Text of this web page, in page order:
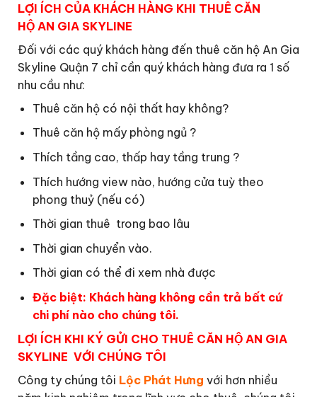
LỢI ÍCH CỦA KHÁCH HÀNG KHI THUÊ CĂN
HỘ AN GIA SKYLINE
Đối với các quý khách hàng đến thuê căn hộ An Gia
Skyline Quận 7 chỉ cần quý khách hàng đưa ra 1 số
nhu cầu như:
Thuê căn hộ có nội thất hay không?
Thuê căn hộ mấy phòng ngủ ?
Thích tầng cao, thấp hay tầng trung ?
Thích hướng view nào, hướng cửa tuỳ theo
phong thuỷ (nếu có)
Thời gian thuê trong bao lâu
Thời gian chuyển vào.
Thời gian có thể đi xem nhà được
Đặc biệt: Khách hàng không cần trả bất cứ
chi phí nào cho chúng tôi.
LỢI ÍCH KHI KÝ GỬI CHO THUÊ CĂN HỘ AN GIA
SKYLINE VỚI CHÚNG TÔI
Công ty chúng tôi Lộc Phát Hưng với hơn nhiều